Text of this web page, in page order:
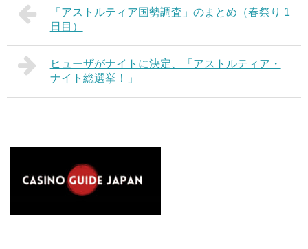
「アストルティア国勢調査」のまとめ（春祭り 1
日目）
ヒューザがナイトに決定、「アストルティア・
ナイト総選挙！」